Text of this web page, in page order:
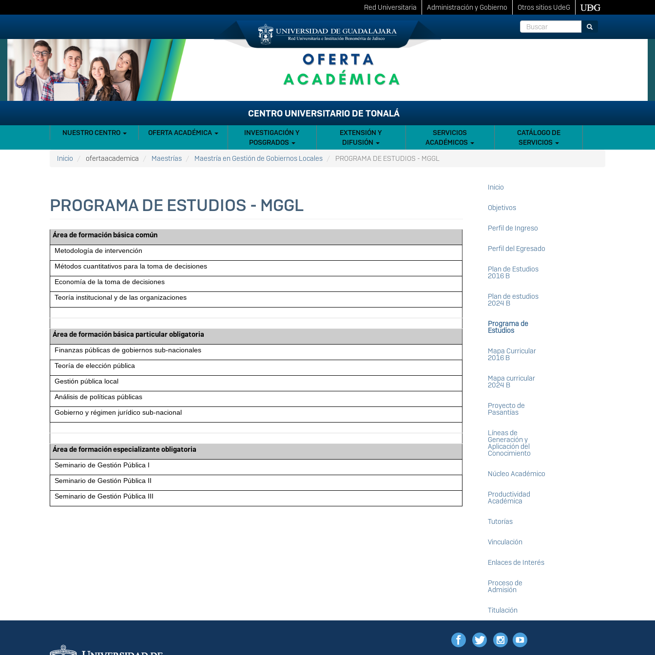
al
Red Universitaria Administración y Gobierno
Otros sitios UdeG
Buscar
Buscar
CENTRO UNIVERSITARIO DE TONALÁ
NAVEGACIÓN
PRINCIPAL
NUESTRO CENTRO OFERTA ACADÉMICA
INVESTIGACIÓN Y
POSGRADOS
EXTENSIÓN Y
DIFUSIÓN
SERVICIOS
ACADÉMICOS
CATÁLOGO DE
SERVICIOS
Inicio
ofertaacademica Maestrías Maestría en Gestión de Gobiernos Locales PROGRAMA DE ESTUDIOS - MGGL
PROGRAMA DE ESTUDIOS - MGGL
Área de formación básica común
Metodología de intervención
Métodos cuantitativos para la toma de decisiones
Economía de la toma de decisiones
Teoría institucional y de las organizaciones
Área de formación básica particular obligatoria
Finanzas públicas de gobiernos sub-nacionales
Teoría de elección pública
Gestión pública local
Análisis de políticas públicas
Gobierno y régimen jurídico sub-nacional
Área de formación especializante obligatoria
Seminario de Gestión Pública I
Seminario de Gestión Pública II
Seminario de Gestión Pública III
Inicio
Objetivos
Perfil de Ingreso
Perfil del Egresado
Plan de Estudios
2016 B
Plan de estudios
2024 B
Programa de
Estudios
Mapa Curricular
2016 B
Mapa curricular
2024 B
Proyecto de
Pasantías
Líneas de
Generación y
Aplicación del
Conocimiento
Núcleo Académico
Productividad
Académica
Tutorías
Vinculación
Enlaces de Interés
Proceso de
Admisión
Titulación
Información del portal